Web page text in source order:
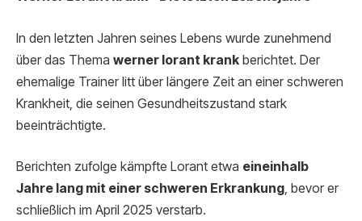
In den letzten Jahren seines Lebens wurde zunehmend
über das Thema werner lorant krank berichtet. Der
ehemalige Trainer litt über längere Zeit an einer schweren
Krankheit, die seinen Gesundheitszustand stark
beeinträchtigte.
Berichten zufolge kämpfte Lorant etwa eineinhalb
Jahre lang mit einer schweren Erkrankung, bevor er
schließlich im April 2025 verstarb.